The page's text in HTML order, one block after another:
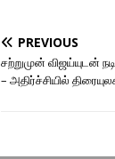
PREVIOUS
சற்றுமுன் விஜய்யுடன்
– அதிர்ச்சியில்